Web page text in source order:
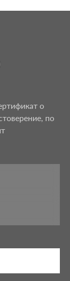
о
по